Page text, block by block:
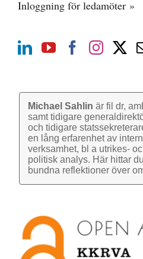
Inloggning för ledamöter »
Michael Sahlin är fil dr,
samt tidigare
och tidigare
en lång erfarenhet av
verk­samhet, bl a utrikes-
politisk analys. Här hittar
bundna reflek­tioner över